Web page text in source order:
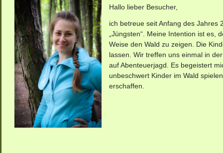
Hallo lieber Besucher,
ich betreue seit Anfang des Jahres
„Jüngsten“. Meine Intention ist es,
Weise den Wald zu zeigen. Die
lassen. Wir treffen uns einmal in
auf Abenteuerjagd. Es begeistert
unbeschwert Kinder im Wald
erschaffen.